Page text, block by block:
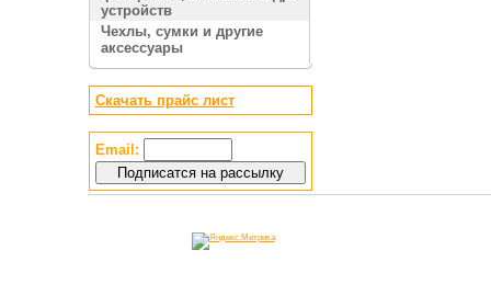
устройств
Чехлы, сумки и другие
аксессуары
Скачать прайс лист
Email: